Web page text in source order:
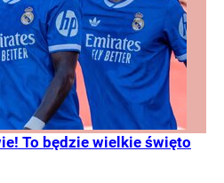
To będzie wielkie święto